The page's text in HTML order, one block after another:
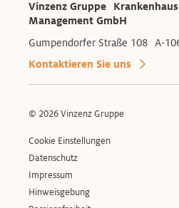
Vinzenz Gruppe
Management GmbH
Gumpendorfer Straße 108 A-
Kontaktieren Sie uns
© 2026 Vinzenz Gruppe
Cookie Einstellungen
Datenschutz
Impressum
Hinweisgebung